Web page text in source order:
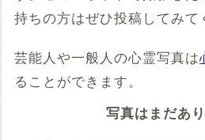
pb=******" width="600"
コメント
持ちの方はぜひ投稿してみて
芸能人や一般人の心霊写真は
ることができます。
写真はまだあ